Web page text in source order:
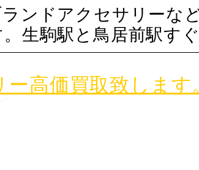
ンドアクセサリーな
生駒駅と鳥居前駅すぐ
高価買取致します。